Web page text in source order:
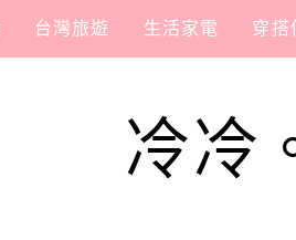
台灣旅遊 生活家電 穿搭
冷冷